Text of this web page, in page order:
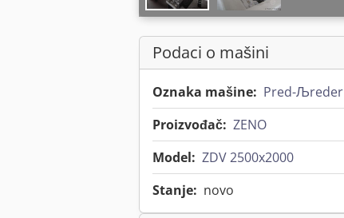
Podaci o mašini
Oznaka mašine: Pred-Љreder
Proizvođač: ZENO
Model: ZDV 2500x2000
Stanje: novo